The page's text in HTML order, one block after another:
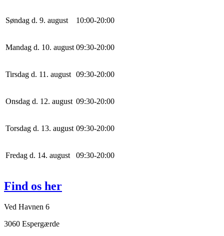
Søndag d. 9. august 10:00-20:00
Mandag d. 10. august 09:30-20:00
Tirsdag d. 11. august 09:30-20:00
Onsdag d. 12. august 09:30-20:00
Torsdag d. 13. august 09:30-20:00
Fredag d. 14. august 09:30-20:00
Find os her
Ved Havnen 6
3060 Espergærde